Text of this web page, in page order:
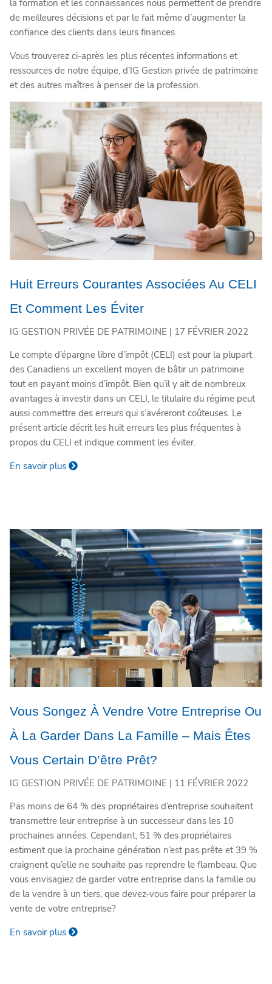
la formation et les connaissances nous permettent de prendre
de meilleures décisions et par le fait même d’augmenter la
confiance des clients dans leurs finances.
Vous trouverez ci-après les plus récentes informations et
ressources de notre équipe, d’IG Gestion privée de patrimoine
et des autres maîtres à penser de la profession.
Huit Erreurs Courantes Associées Au CELI
Et Comment Les Éviter
IG GESTION PRIVÉE DE PATRIMOINE | 17 FÉVRIER 2022
Le compte d’épargne libre d’impôt (CELI) est pour la plupart
des Canadiens un excellent moyen de bâtir un patrimoine
tout en payant moins d’impôt. Bien qu’il y ait de nombreux
avantages à investir dans un CELI, le titulaire du régime peut
aussi commettre des erreurs qui s’avéreront coûteuses. Le
présent article décrit les huit erreurs les plus fréquentes à
propos du CELI et indique comment les éviter.
En savoir plus
Vous Songez À Vendre Votre Entreprise Ou
À La Garder Dans La Famille – Mais Êtes
Vous Certain D’être Prêt?
IG GESTION PRIVÉE DE PATRIMOINE | 11 FÉVRIER 2022
Pas moins de 64 % des propriétaires d’entreprise souhaitent
transmettre leur entreprise à un successeur dans les 10
prochaines années. Cependant, 51 % des propriétaires
estiment que la prochaine génération n’est pas prête et 39 %
craignent qu’elle ne souhaite pas reprendre le flambeau. Que
vous envisagiez de garder votre entreprise dans la famille ou
de la vendre à un tiers, que devez-vous faire pour préparer la
vente de votre entreprise?
En savoir plus